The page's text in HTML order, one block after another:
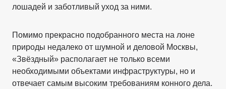
лошадей и заботливый уход за ними.
Помимо прекрасно подобранного места на лоне
природы недалеко от шумной и деловой Москвы,
«Звёздный» располагает не только всеми
необходимыми объектами инфраструктуры, но и
отвечает самым высоким требованиям конного дела.